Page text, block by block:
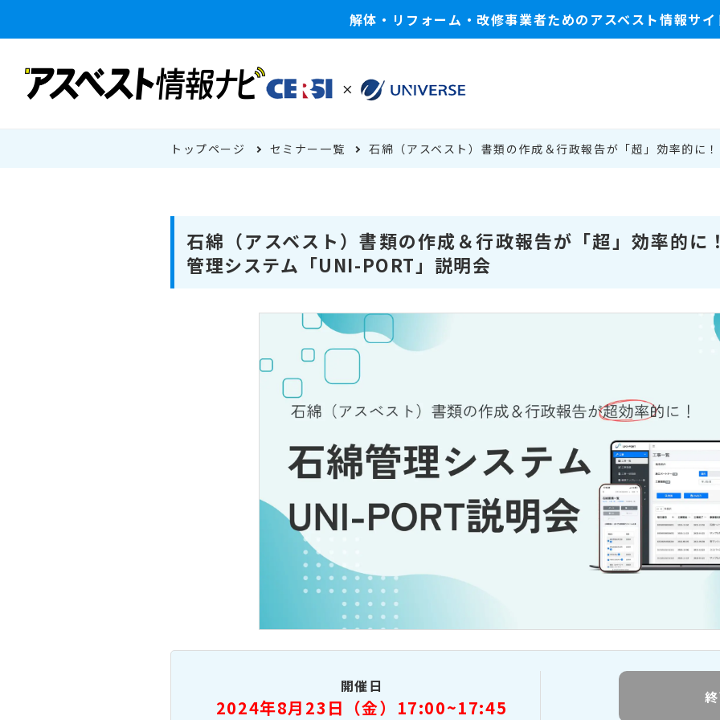
解体・リフォーム・改修事業者ためのアスベスト情報サイ
トップページ セミナー一覧 石綿（アスベスト）書類の作成＆行政報告が「超」効率的に
石綿（アスベスト）書類の作成＆行政報告が「超」効率的
管理システム「UNI-PORT」説明会
開催日
2024年8月23日（金）17:00~17:45